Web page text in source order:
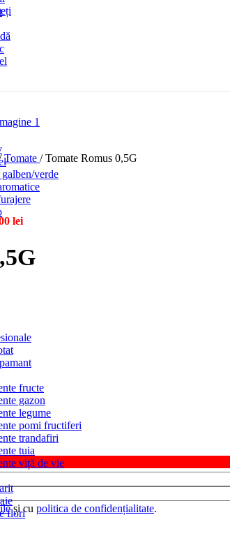
galben/verde
fructe
gazon
legume
pomi fructiferi
trandafiri
tuia
viță de vie
flori
Tomate / Tomate Romus 0,5G
lei
și cu politica de confidențialitate.